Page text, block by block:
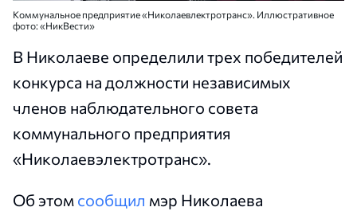
Коммунальное предприятие «Николаевлектротранс». Иллюстративное
фото: «НикВести»
В Николаеве определили трех победителей
конкурса на должности независимых
членов наблюдательного совета
коммунального предприятия
«Николаевэлектротранс».
Об этом сообщил мэр Николаева